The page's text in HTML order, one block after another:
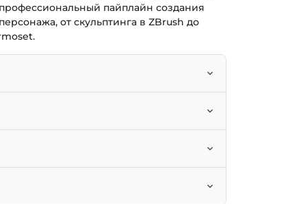
пайплайн создания
от скульптинга в ZBrush до
скульпты персонажей в
для лицевой анимации в Maya.
с использованием Mari и Substance
желающие достичь
работать в ААА-геймдеве
и Maya.